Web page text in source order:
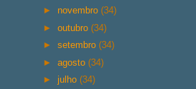
► novembro(34)
►outubro(34)
►setembro(34)
►agosto(34)
►julho(34)